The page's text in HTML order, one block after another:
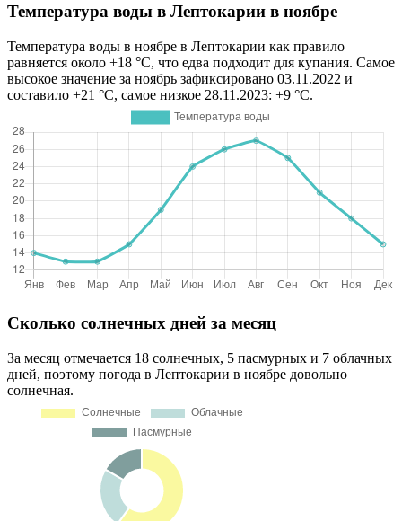
Температура воды в Лептокарии в ноябре
Температура воды в ноябре в Лептокарии как правило
равняется около +18 °C, что едва подходит для купания. Самое
высокое значение за ноябрь зафиксировано 03.11.2022 и
составило +21 °C, самое низкое 28.11.2023: +9 °C.
Сколько солнечных дней за месяц
За месяц отмечается 18 солнечных, 5 пасмурных и 7 облачных
дней, поэтому погода в Лептокарии в ноябре довольно
солнечная.